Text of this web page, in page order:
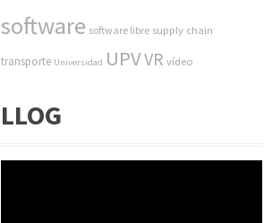
software software libre supply chain
transporte Universidad UPVVR vídeo
LLOG